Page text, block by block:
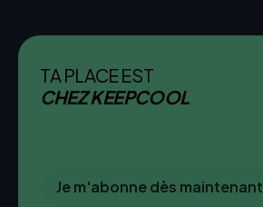
TA PLACE EST
CHEZ KEEPCOOL
Je m'abonne dès maintenant